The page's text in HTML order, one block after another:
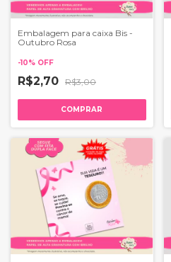
Embalagem para caixa Bis -
Outubro Rosa
-10% OFF
R$2,70 R$3,00
COMPRAR